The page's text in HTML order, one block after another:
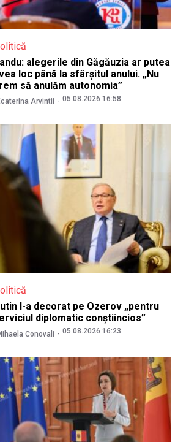
alegerile din Găgăuzia ar putea
loc până la sfârșitul anului. „Nu
să anulăm autonomia”
Arvintii 05.08.2026 16:58
l-a decorat pe Ozerov „pentru
diplomatic conștiincios”
Conovali 05.08.2026 16:23